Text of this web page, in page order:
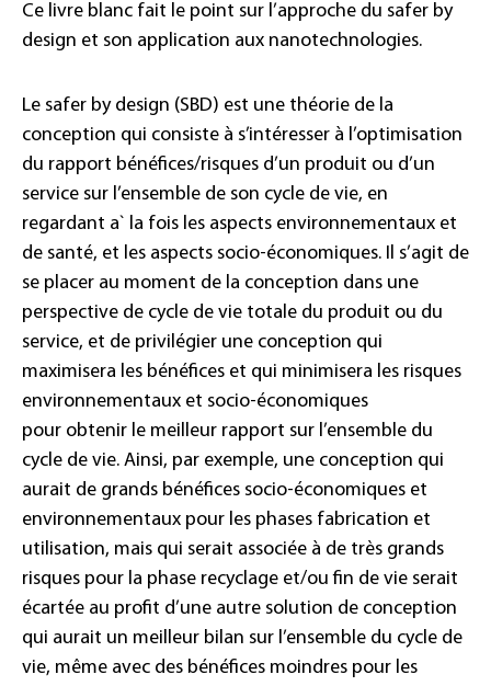
Ce livre blanc fait le point sur l’approche du safer by
design et son application aux nanotechnologies.
Le safer by design (SBD) est une théorie de la
conception qui consiste à s’intéresser à l’optimisation
du rapport bénéfices/risques d’un produit ou d’un
service sur l’ensemble de son cycle de vie, en
regardant a` la fois les aspects environnementaux et
de santé, et les aspects socio-économiques. Il s’agit de
se placer au moment de la conception dans une
perspective de cycle de vie totale du produit ou du
service, et de privilégier une conception qui
maximisera les bénéfices et qui minimisera les risques
environnementaux et socio-économiques
pour obtenir le meilleur rapport sur l’ensemble du
cycle de vie. Ainsi, par exemple, une conception qui
aurait de grands bénéfices socio-économiques et
environnementaux pour les phases fabrication et
utilisation, mais qui serait associée à de très grands
risques pour la phase recyclage et/ou fin de vie serait
écartée au profit d’une autre solution de conception
qui aurait un meilleur bilan sur l’ensemble du cycle de
vie, même avec des bénéfices moindres pour les